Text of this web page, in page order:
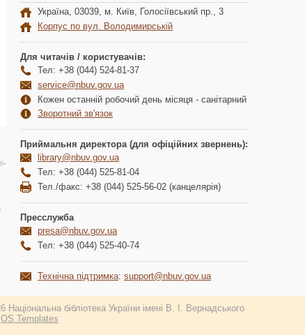
Україна, 03039, м. Київ, Голосіївський пр., 3
Корпус по вул. Володимирській
Для читачів / користувачів:
Тел: +38 (044) 524-81-37
service@nbuv.gov.ua
Кожен останній робочий день місяця - санітарний
Зворотний зв'язок
Приймальня директора (для офіційних звернень):
library@nbuv.gov.ua
Тел: +38 (044) 525-81-04
Тел./факс: +38 (044) 525-56-02 (канцелярія)
Пресслужба
presa@nbuv.gov.ua
Тел: +38 (044) 525-40-74
Технічна підтримка: support@nbuv.gov.ua
бібліотека України імені В. І. Вернадського
OS Templates